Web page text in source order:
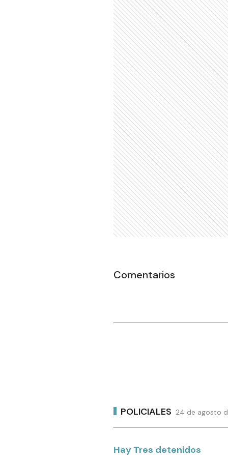
Comentarios
POLICIALES 24 de agosto
Hay Tres detenidos